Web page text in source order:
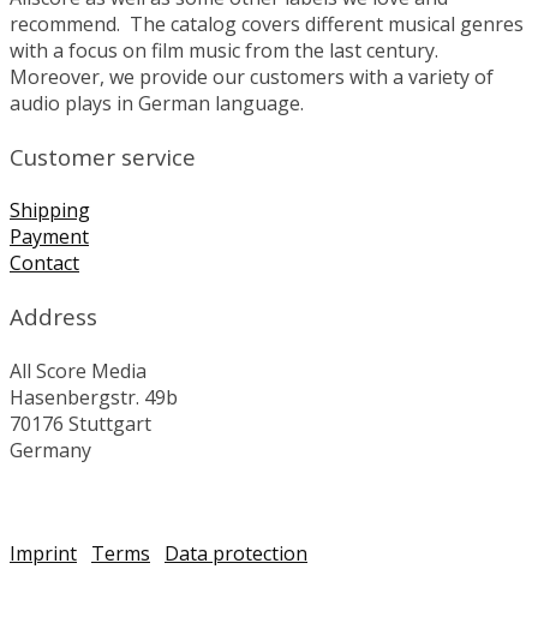
recommend. The catalog covers different musical genres
with a focus on film music from the last century.
Moreover, we provide our customers with a variety of
audio plays in German language.
Customer service
Shipping
Payment
Contact
Address
All Score Media
Hasenbergstr. 49b
70176 Stuttgart
Germany
Imprint Terms Data protection